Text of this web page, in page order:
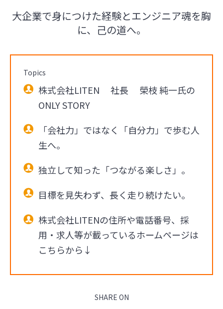
大企業で身につけた経験とエンジニア魂を胸
に、己の道へ。
Topics
株式会社LITEN 社長 榮枝 純一氏の
ONLY STORY
「会社力」ではなく「自分力」で歩む人
生へ。
独立して知った「つながる楽しさ」。
目標を見失わず、長く走り続けたい。
株式会社LITENの住所や電話番号、採
用・求人等が載っているホームページは
こちらから↓
SHARE ON